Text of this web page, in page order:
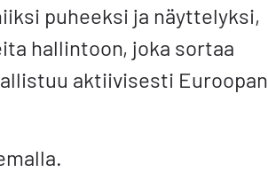
puheeksi ja näyttelyksi,
hallintoon, joka sortaa
aktiivisesti Euroopan